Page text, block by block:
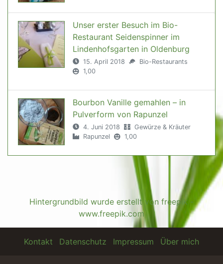
Unser erster Besuch im Bio-
Restaurant Seidenspinner im
Lindenhofsgarten in Oldenburg
15. April 2018
Bio-Restaurants
1,00
Bourbon Vanille gemahlen – in
Pulverform von Rapunzel
4. Juni 2018
Gewürze & Kräuter
Rapunzel
1,00
Hintergrundbild wurde erstellt von freepik -
www.freepik.com
Kontakt Datenschutz Impressum Über mich